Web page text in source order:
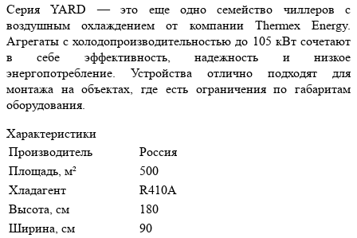
Серия YARD — это еще одно семейство чиллеров с
воздушным охлаждением от компании Thermex Energy.
Агрегаты с холодопроизводительностью до 105 кВт сочетают
в себе эффективность, надежность и низкое
энергопотребление. Устройства отлично подходят для
монтажа на объектах, где есть ограничения по габаритам
оборудования.
Характеристики
Производитель
Россия
Площадь, м²
500
Хладагент
R410A
Высота, см
180
Ширина, см
90